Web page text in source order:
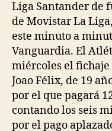
Liga Santander de
de Movistar La
este minuto a
Vanguardia. El
miércoles el
Joao Félix, de 19
por el que pagará
contando los seis
por el pago